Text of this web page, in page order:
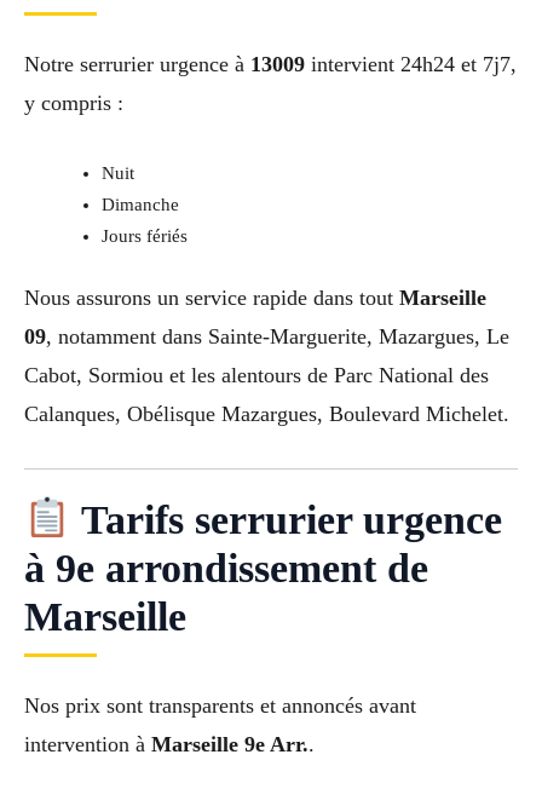
Notre serrurier urgence à 13009 intervient 24h24 et 7j7,
y compris :
Nuit
Dimanche
Jours fériés
Nous assurons un service rapide dans tout Marseille
09, notamment dans Sainte-Marguerite, Mazargues, Le
Cabot, Sormiou et les alentours de Parc National des
Calanques, Obélisque Mazargues, Boulevard Michelet.
Tarifs serrurier urgence
à 9e arrondissement de
Marseille
Nos prix sont transparents et annoncés avant
intervention à Marseille 9e Arr..